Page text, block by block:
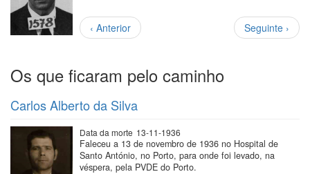
Paginação
Página
anterior
‹ Anterior
Próxima
página
Seguinte ›
Os que ficaram pelo caminho
Carlos Alberto da Silva
Data da morte 13-11-1936
Faleceu a 13 de novembro de 1936 no Hospital de
Santo António, no Porto, para onde foi levado, na
véspera, pela PVDE do Porto.